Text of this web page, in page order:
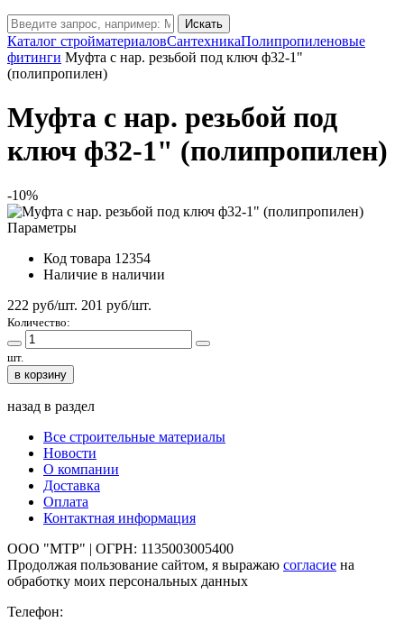
Искать
Каталог стройматериаловСантехникаПолипропиленовые
фитинги Муфта с нар. резьбой под ключ ф32-1"
(полипропилен)
Муфта с нар. резьбой под
ключ ф32-1" (полипропилен)
-10%
Параметры
Код товара 12354
Наличие в наличии
222 руб/шт. 201 руб/шт.
Количество:
шт.
в корзину
назад в раздел
Все строительные материалы
Новости
О компании
Доставка
Оплата
Контактная информация
ООО "МТР" | ОГРН: 1135003005400
Продолжая пользование сайтом, я выражаю согласие на
обработку моих персональных данных
Телефон: